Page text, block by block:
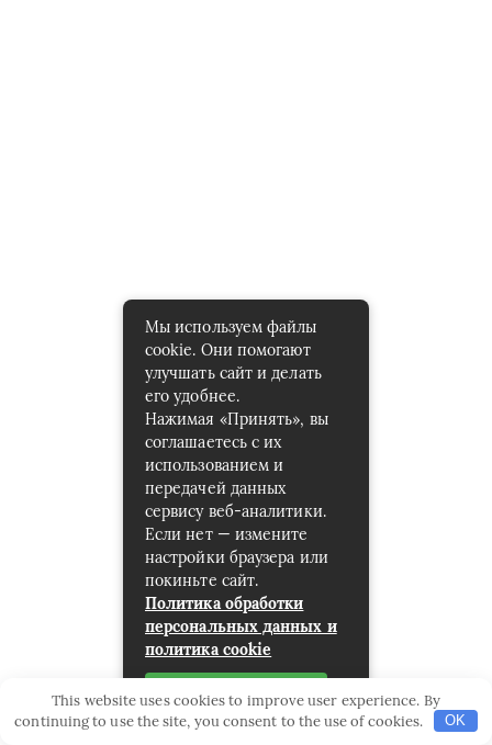
Мы используем файлы
cookie. Они помогают
улучшать сайт и делать
его удобнее.
Нажимая «Принять», вы
соглашаетесь с их
использованием и
передачей данных
сервису веб-аналитики.
Если нет — измените
настройки браузера или
покиньте сайт.
Политика обработки
персональных данных и
политика cookie
This website uses cookies to improve user experience. By
continuing to use the site, you consent to the use of cookies.
OK